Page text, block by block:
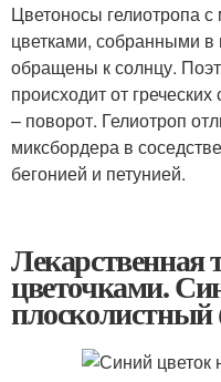
Цветоносы гелиотропа
цветками, собранными в
обращены к солнцу.
происходит от
– поворот. Гелиотроп
миксбордера в
бегонией и петунией.
Лекарственная
цветочками.